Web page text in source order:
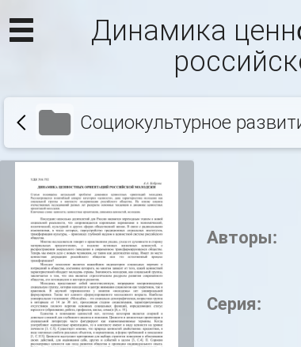
Динамика
Социокультурное
Авторы:
Серия: